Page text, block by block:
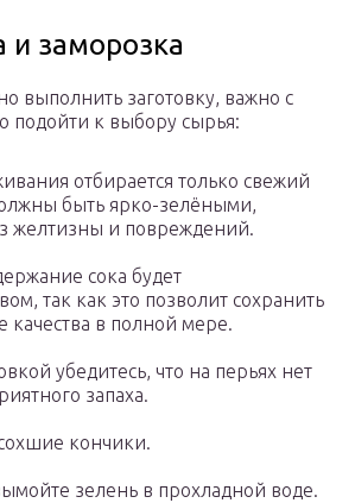
и заморозка
выполнить заготовку, важно с
подойти к выбору сырья:
отбирается только свежий
быть ярко-зелёными,
желтизны и повреждений.
сока будет
так как это позволит сохранить
качества в полной мере.
убедитесь, что на перьях нет
запаха.
кончики.
зелень в прохладной воде.